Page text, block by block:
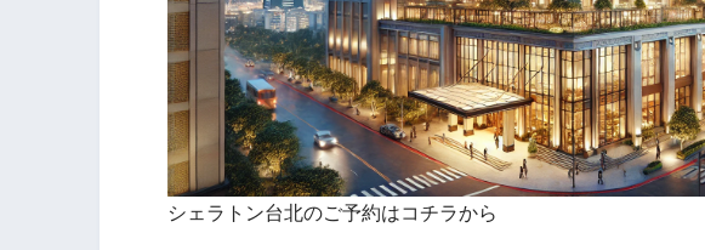
シェラトン台北のご予約はコチラから